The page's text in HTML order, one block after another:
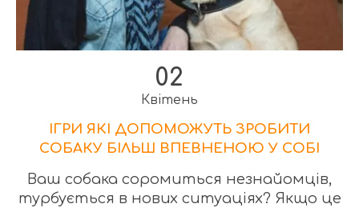
02
Квітень
ІГРИ ЯКІ ДОПОМОЖУТЬ ЗРОБИТИ
СОБАКУ БІЛЬШ ВПЕВНЕНОЮ У СОБІ
Ваш собака соромиться незнайомців,
турбується в нових ситуаціях? Якщо це